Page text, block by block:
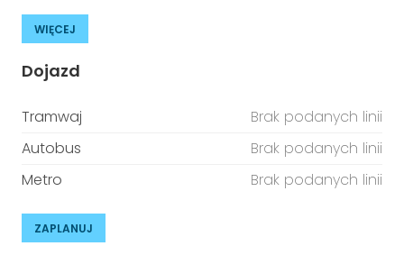
WIĘCEJ
Dojazd
Tramwaj
Brak podanych linii
Autobus
Brak podanych linii
Metro
Brak podanych linii
ZAPLANUJ